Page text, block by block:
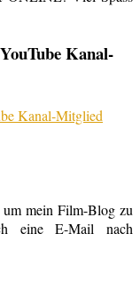
Kanal-
mein Film-Blog zu
eine E-Mail nach